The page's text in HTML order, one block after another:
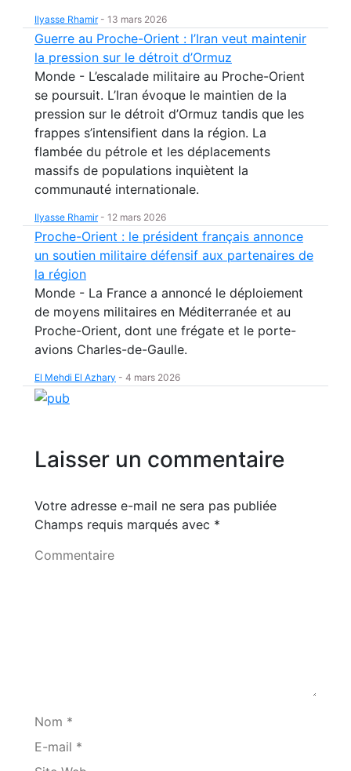
Ilyasse Rhamir- 13 mars 2026
Guerre au Proche-Orient : l’Iran veut maintenir
la pression sur le détroit d’Ormuz
Monde - L’escalade militaire au Proche-Orient
se poursuit. L’Iran évoque le maintien de la
pression sur le détroit d’Ormuz tandis que les
frappes s’intensifient dans la région. La
flambée du pétrole et les déplacements
massifs de populations inquiètent la
communauté internationale.
Ilyasse Rhamir- 12 mars 2026
Proche-Orient : le président français annonce
un soutien militaire défensif aux partenaires de
la région
Monde - La France a annoncé le déploiement
de moyens militaires en Méditerranée et au
Proche-Orient, dont une frégate et le porte-
avions Charles-de-Gaulle.
El Mehdi El Azhary - 4 mars 2026
Laisser un commentaire
Votre adresse e-mail ne sera pas publiée
Champs requis marqués avec *
Commentaire
Nom *
E-mail *